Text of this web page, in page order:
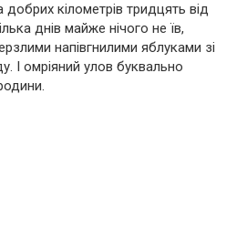
кілометрів тридцять від
днів майже нічого не їв,
напівгнилими яблуками зі
І омріяний улов буквально